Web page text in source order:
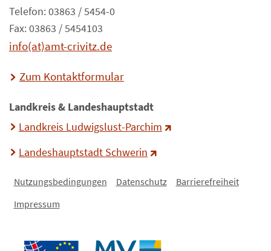
Telefon: 03863 / 5454-0
Fax: 03863 / 5454103
info(at)amt-crivitz.de
Zum Kontaktformular
Landkreis & Landeshauptstadt
Landkreis Ludwigslust-Parchim
Landeshauptstadt Schwerin
Nutzungsbedingungen Datenschutz
Barrierefreiheit
Impressum